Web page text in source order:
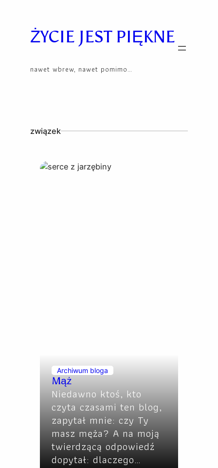
contentŻYCIE JEST PIĘKNE
nawet wbrew, nawet pomimo…
związek
Archiwum bloga
Mąż
Niedawno ktoś, kto
czyta czasami ten blog,
zapytał mnie: czy Ty
masz męża? A na moją
twierdzącą odpowiedź
dopytał: dlaczego…